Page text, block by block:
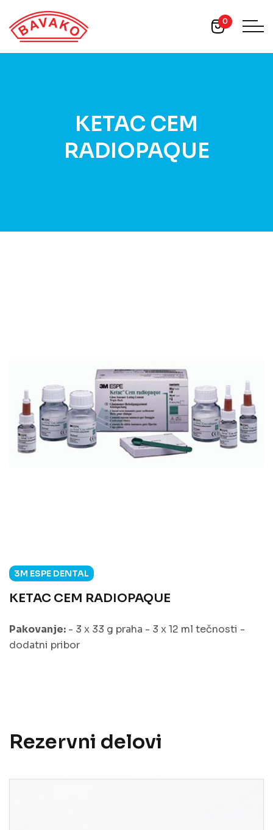
0
KETAC CEM
RADIOPAQUE
3M ESPE DENTAL
KETAC CEM RADIOPAQUE
Pakovanje: - 3 x 33 g praha - 3 x 12 ml tečnosti -
dodatni pribor
Rezervni delovi